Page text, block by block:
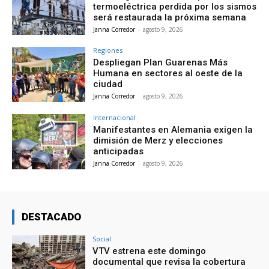
termoeléctrica perdida por los sismos
será restaurada la próxima semana
Janna Corredor - agosto 9, 2026
Regiones
Despliegan Plan Guarenas Más
Humana en sectores al oeste de la
ciudad
Janna Corredor - agosto 9, 2026
Internacional
Manifestantes en Alemania exigen la
dimisión de Merz y elecciones
anticipadas
Janna Corredor - agosto 9, 2026
DESTACADO
Social
VTV estrena este domingo
documental que revisa la cobertura